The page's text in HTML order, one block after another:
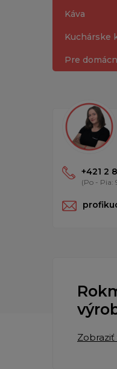
Káva
Kuchárske
Pre
+421 2
(Po - Pia: